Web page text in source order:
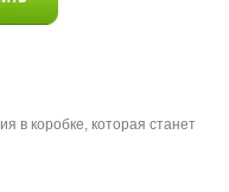
в коробке, которая станет